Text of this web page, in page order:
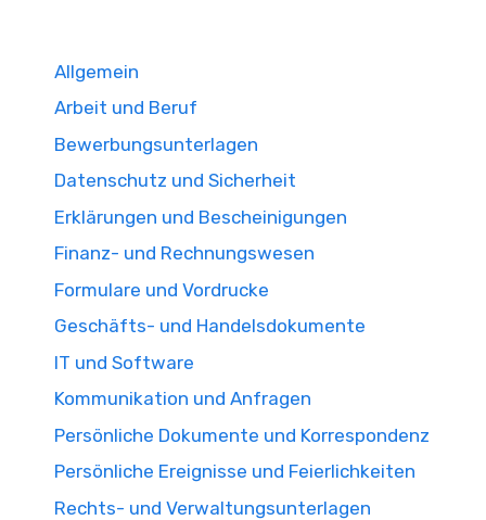
Allgemein
Arbeit und Beruf
Bewerbungsunterlagen
Datenschutz und Sicherheit
Erklärungen und Bescheinigungen
Finanz- und Rechnungswesen
Formulare und Vordrucke
Geschäfts- und Handelsdokumente
IT und Software
Kommunikation und Anfragen
Persönliche Dokumente und Korrespondenz
Persönliche Ereignisse und Feierlichkeiten
Rechts- und Verwaltungsunterlagen